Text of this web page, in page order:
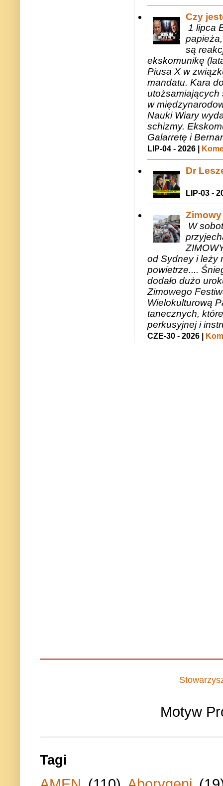
Czy
1 lipca
są
ekskomunikę
Piusa X w
mandatu. Kara
utożsamiających
w
Nauki Wiary
schizmy.
Galarretę i
LIP-04 - 2026 |
Dr
LIP-03 -
W
od Sydney i leży
powietrze....
dodało dużo
Zimowego
Wielokulturową
tanecznych,
perkusyjnej i
CZE-30 - 2026 |
Motyw
Tagi